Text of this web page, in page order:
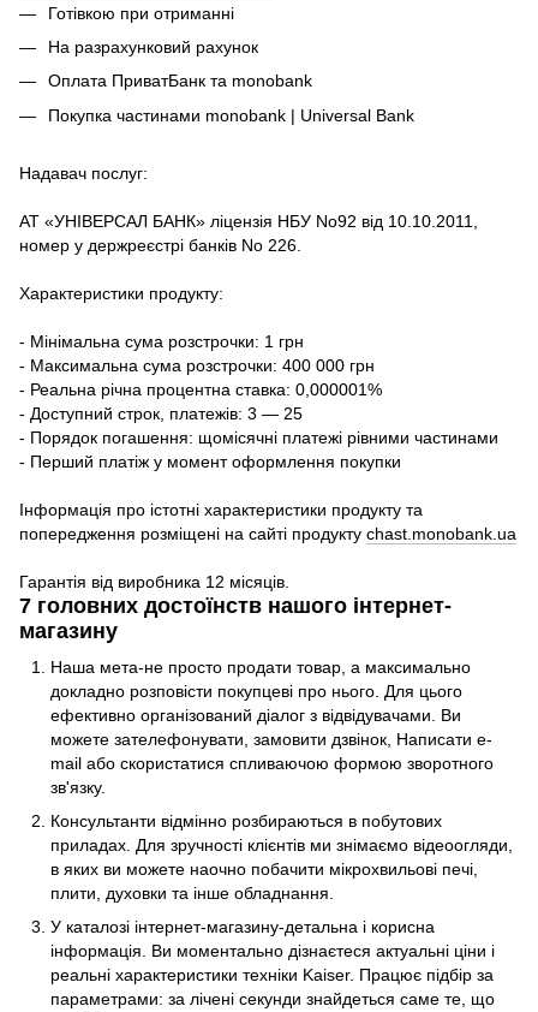
Готівкою при отриманні
На разрахунковий рахунок
Оплата ПриватБанк та monobank
Покупка частинами monobank | Universal Bank
Надавач послуг:
АТ «УНІВЕРСАЛ БАНК» ліцензія НБУ No92 від 10.10.2011,
номер у держреєстрі банків No 226.
Характеристики продукту:
- Мінімальна сума розстрочки: 1 грн
- Максимальна сума розстрочки: 400 000 грн
- Реальна річна процентна ставка: 0,000001%
- Доступний строк, платежів: 3 — 25
- Порядок погашення: щомісячні платежі рівними частинами
- Перший платіж у момент оформлення покупки
Інформація про істотні характеристики продукту та
попередження розміщені на сайті продукту chast.monobank.ua
Гарантія від виробника 12 місяців.
7 головних достоїнств нашого інтернет-
магазину
Наша мета-не просто продати товар, а максимально
докладно розповісти покупцеві про нього. Для цього
ефективно організований діалог з відвідувачами. Ви
можете зателефонувати, замовити дзвінок, Написати e-
mail або скористатися спливаючою формою зворотного
зв'язку.
Консультанти відмінно розбираються в побутових
приладах. Для зручності клієнтів ми знімаємо відеоогляди,
в яких ви можете наочно побачити мікрохвильові печі,
плити, духовки та інше обладнання.
У каталозі інтернет-магазину-детальна і корисна
інформація. Ви моментально дізнаєтеся актуальні ціни і
реальні характеристики техніки Kaiser. Працює підбір за
параметрами: за лічені секунди знайдеться саме те, що